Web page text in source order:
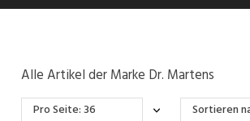
Alle Artikel der Marke Dr. Martens
Pro Seite: 36